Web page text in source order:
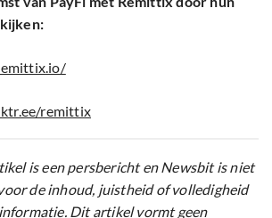
remittix
is een persbericht en Newsbit is niet
de inhoud, juistheid of volledigheid
Dit artikel vormt geen